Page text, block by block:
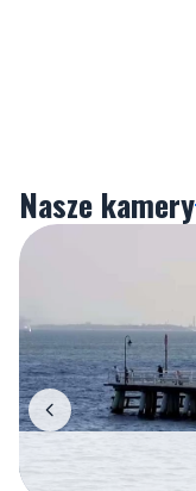
Nasze kamery